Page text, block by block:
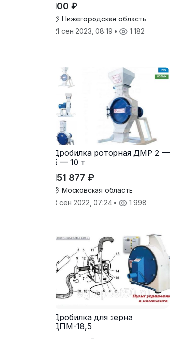
100 ₽
Нижегородская область
21 сен 2023, 08:19 • 1 182
Дробилка роторная ДМР 2 —
5 — 10 т
151 877 ₽
Московская область
8 сен 2022, 07:24 • 1 998
Дробилка для зерна
ДПМ-18,5